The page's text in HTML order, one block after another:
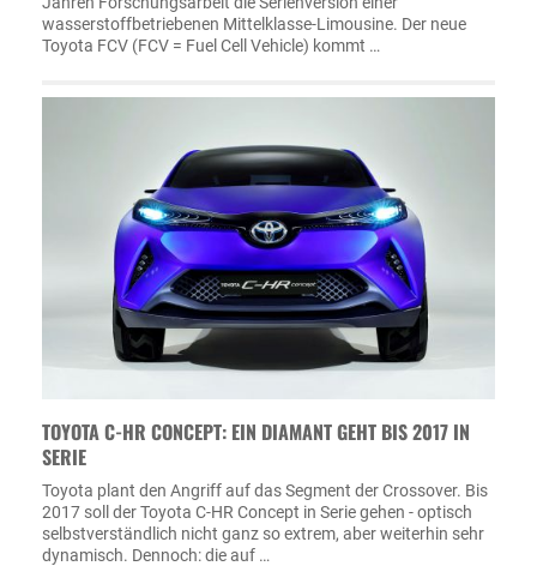
wasserstoffbetriebenen Mittelklasse-Limousine. Der neue
Toyota FCV (FCV = Fuel Cell Vehicle) kommt …
TOYOTA C-HR CONCEPT: EIN DIAMANT GEHT BIS 2017 IN
SERIE
Toyota plant den Angriff auf das Segment der Crossover. Bis
2017 soll der Toyota C-HR Concept in Serie gehen - optisch
selbstverständlich nicht ganz so extrem, aber weiterhin sehr
dynamisch. Dennoch: die auf …